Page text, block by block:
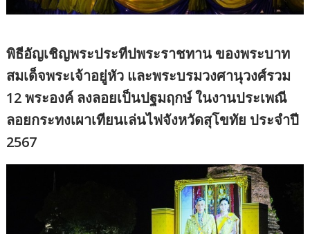
พิธีอัญเชิญพระประทีปพระราชทาน ของพระบาท
สมเด็จพระเจ้าอยู่หัว และพระบรมวงศานุวงศ์รวม
12 พระองค์ ลงลอยเป็นปฐมฤกษ์ ในงานประเพณี
ลอยกระทงเผาเทียนเล่นไฟจังหวัดสุโขทัย ประจำปี
2567